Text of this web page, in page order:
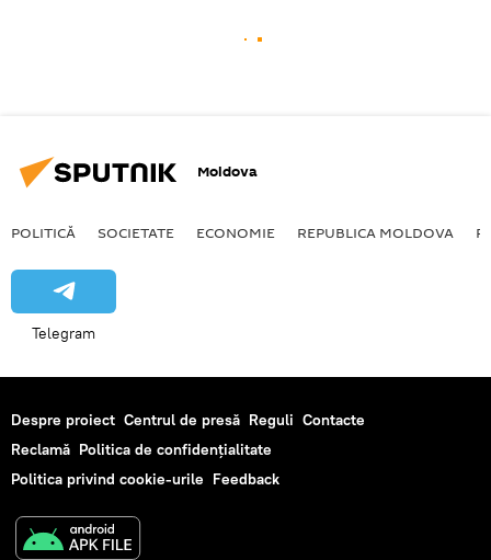
Moldova
POLITICĂ SOCIETATE ECONOMIE REPUBLICA MOLDOVA
Telegram
Despre proiect Centrul de presă Reguli Contacte
Reclamă Politica de confidențialitate
Politica privind cookie-urile Feedback